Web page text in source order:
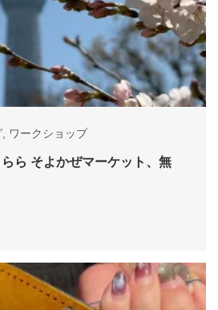
ワークショップ
ら そよかぜマーケット、無